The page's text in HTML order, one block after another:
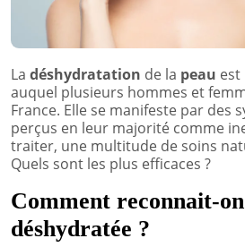
La déshydratation de la peau est
auquel plusieurs hommes et
France. Elle se manifeste par des
perçus en leur majorité comme
traiter, une multitude de soins
Quels sont les plus efficaces ?
Comment reconnait-
déshydratée ?